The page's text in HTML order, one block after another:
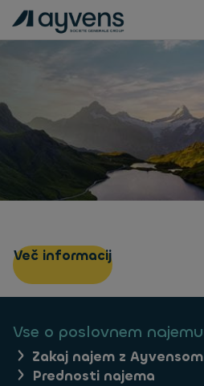
Več informacij
Vse o poslovnem najemu
Zakaj najem z Ayvensom
Prednosti najema